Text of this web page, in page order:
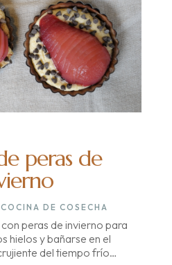
peras de
COCINA DE COSECHA
peras de invierno para
hielos y bañarse en el
del tiempo frío…